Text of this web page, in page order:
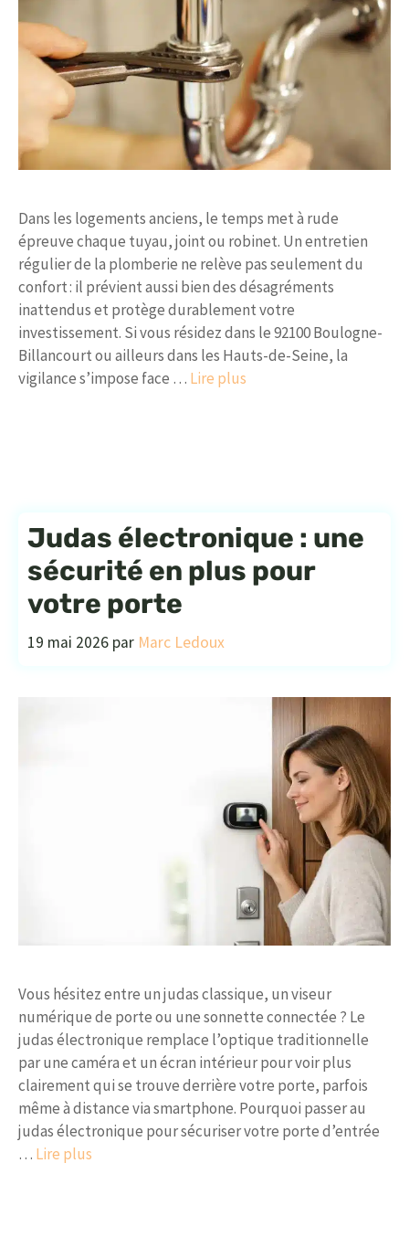
Dans les logements anciens, le temps met à rude
épreuve chaque tuyau, joint ou robinet. Un entretien
régulier de la plomberie ne relève pas seulement du
confort : il prévient aussi bien des désagréments
inattendus et protège durablement votre
investissement. Si vous résidez dans le 92100 Boulogne-
Billancourt ou ailleurs dans les Hauts-de-Seine, la
vigilance s’impose face … Lire plus
Judas électronique : une
sécurité en plus pour
votre porte
19 mai 2026 par Marc Ledoux
Vous hésitez entre un judas classique, un viseur
numérique de porte ou une sonnette connectée ? Le
judas électronique remplace l’optique traditionnelle
par une caméra et un écran intérieur pour voir plus
clairement qui se trouve derrière votre porte, parfois
même à distance via smartphone. Pourquoi passer au
judas électronique pour sécuriser votre porte d’entrée
… Lire plus